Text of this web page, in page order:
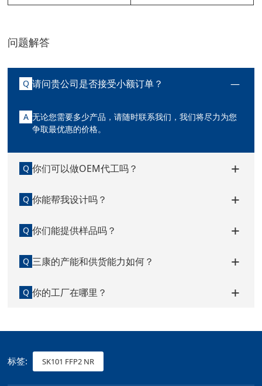
问题解答
Q 请问贵公司是否接受小额订单？
A 无论您需要多少产品，请随时联系我们，我们将尽力为您
争取最优惠的价格。
Q 你们可以做OEM代工吗？
Q 你能帮我设计吗？
Q 你们能提供样品吗？
Q 三康的产能和供货能力如何？
Q 你的工厂在哪里？
标签: SK101 FFP2 NR